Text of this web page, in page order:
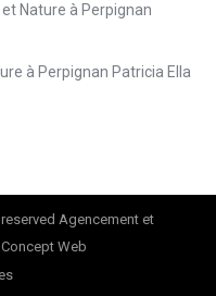
Nature à Perpignan
à Perpignan Patricia Ella
Agencement et
Web